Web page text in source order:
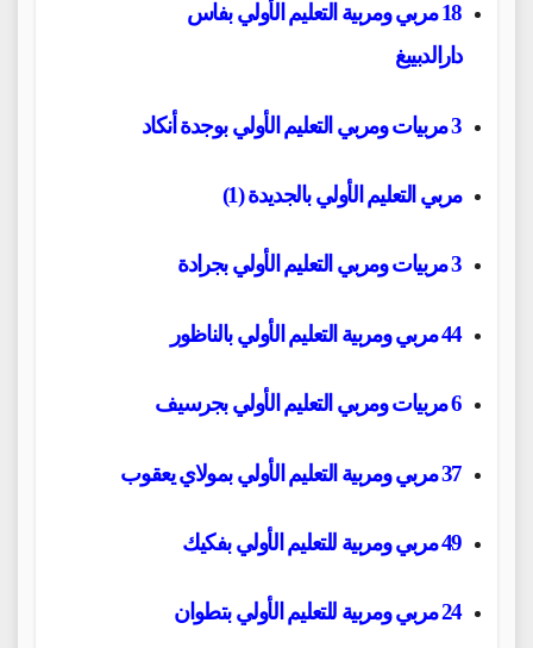
18 مربي ومربية التعليم الأولي بفاس
دارالدبيبغ
3 مربيات ومربي التعليم الأولي بوجدة أنكاد
مربي التعليم الأولي بالجديدة (1)
3 مربيات ومربي التعليم الأولي بجرادة
44 مربي ومربية التعليم الأولي بالناظور
6 مربيات ومربي التعليم الأولي بجرسيف
37 مربي ومربية التعليم الأولي بمولاي يعقوب
49 مربي ومربية للتعليم الأولي بفكيك
24 مربي ومربية للتعليم الأولي بتطوان